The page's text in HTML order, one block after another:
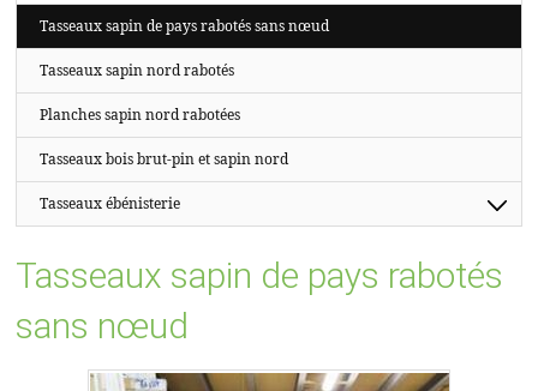
PROPOSTasseaux sapin de pays rabotés sans nœud
Tasseaux sapin nord rabotés
Planches sapin nord rabotées
Tasseaux bois brut-pin et sapin nord
Tasseaux ébénisterie
Tasseaux sapin de pays rabotés
sans nœud